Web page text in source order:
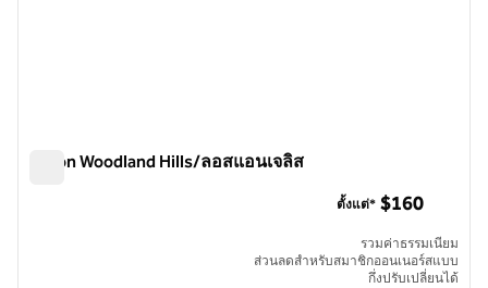
Hilton Woodland Hills/ลอสแอนเจลิส
ตั้งแต่* $160
รวมค่าธรรมเนียม
ส่วนลดสําหรับสมาชิกออนเนอร์สแบบ
กึ่งปรับเปลี่ยนได้